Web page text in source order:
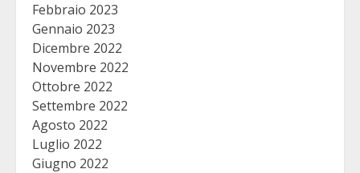
Febbraio 2023
Gennaio 2023
Dicembre 2022
Novembre 2022
Ottobre 2022
Settembre 2022
Agosto 2022
Luglio 2022
Giugno 2022